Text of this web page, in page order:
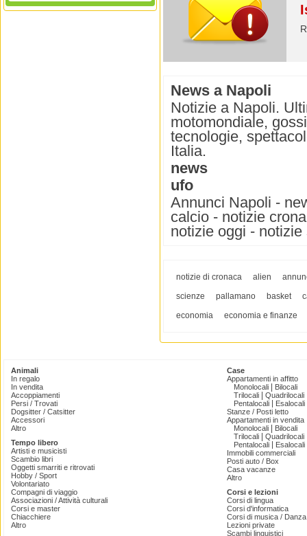
News a Napoli
Notizie a Napoli.
motomondiale,
tecnologie,
Italia.
news
ufo
Annunci Napoli -
calcio - notizie
notizie oggi -
notizie di cronaca alien
scienze
pallamano basket
economia
economia e finanze
Animali
In regalo
In vendita
Accoppiamenti
Persi / Trovati
Dogsitter / Catsitter
Accessori
Altro
Tempo libero
Artisti e musicisti
Scambio libri
Oggetti smarriti e ritrovati
Hobby / Sport
Volontariato
Compagni di viaggio
Associazioni / Attività culturali
Corsi e master
Chiacchiere
Altro
Case
Appartamenti in affitto
Monolocali
Bilocali
Trilocali
Quadrilocali
Pentalocali
Esalocali
Stanze / Posti letto
Appartamenti in vendita
Monolocali
Bilocali
Trilocali
Quadrilocali
Pentalocali
Esalocali
Immobili commerciali
Posti auto / Box
Casa vacanze
Altro
Corsi e lezioni
Corsi di lingua
Corsi d'informatica
Corsi di musica /
Lezioni private
Scambi linguistici